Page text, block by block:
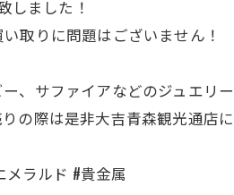
しました！
取りに問題はございません！
、サファイアなどのジュエリ
の際は是非大吉青森観光通店
ラルド #貴金属